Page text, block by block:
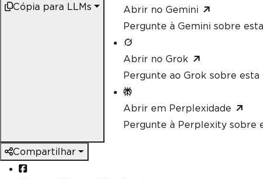
Cópia para LLMs
Abrir no Gemini
Pergunte à Gemini sobre
Abrir no Grok
Pergunte ao Grok sobre esta
Abrir em Perplexidade
Pergunte à Perplexity sobre
Compartilhar